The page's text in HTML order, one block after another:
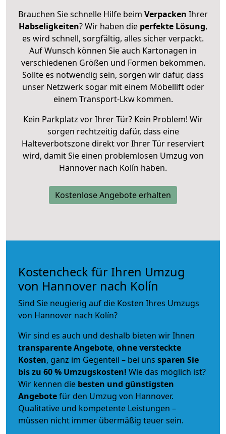
Brauchen Sie schnelle Hilfe beim Verpacken Ihrer
Habseligkeiten? Wir haben die perfekte Lösung,
es wird schnell, sorgfältig, alles sicher verpackt.
Auf Wunsch können Sie auch Kartonagen in
verschiedenen Größen und Formen bekommen.
Sollte es notwendig sein, sorgen wir dafür, dass
unser Netzwerk sogar mit einem Möbellift oder
einem Transport-Lkw kommen.
Kein Parkplatz vor Ihrer Tür? Kein Problem! Wir
sorgen rechtzeitig dafür, dass eine
Halteverbotszone direkt vor Ihrer Tür reserviert
wird, damit Sie einen problemlosen Umzug von
Hannover nach Kolín haben.
Kostenlose Angebote erhalten
Kostencheck für Ihren Umzug
von Hannover nach Kolín
Sind Sie neugierig auf die Kosten Ihres Umzugs
von Hannover nach Kolín?
Wir sind es auch und deshalb bieten wir Ihnen
transparente Angebote, ohne versteckte
Kosten, ganz im Gegenteil – bei uns sparen Sie
bis zu 60 % Umzugskosten! Wie das möglich ist?
Wir kennen die besten und günstigsten
Angebotefür den Umzug von Hannover.
Qualitative und kompetente Leistungen –
müssen nicht immer übermäßig teuer sein.